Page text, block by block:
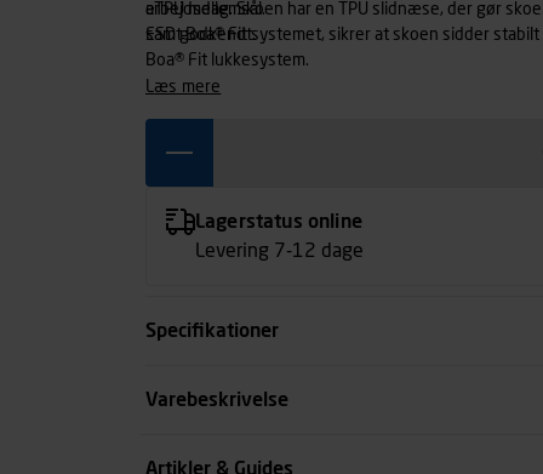
arbejdsdag. Skoen har en TPU slidnæse, der gør
samt Boa® Fit systemet, sikrer at skoen sidder
eTPU mellemsål.
ESD godkendt.
Boa® Fit lukkesystem.
læs mere
Lagerstatus online
Levering 7-12 dage
Specifikationer
Størrelse
Varebeskrivelse
Artikler & Guides